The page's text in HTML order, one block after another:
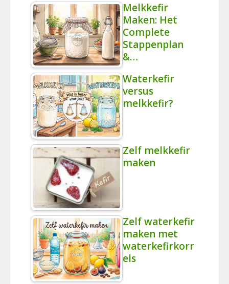
Melkkefir
Maken: Het
Complete
Stappenplan
&…
Waterkefir
versus
melkkefir?
Zelf melkkefir
maken
Zelf waterkefir
maken met
waterkefirkorr
els